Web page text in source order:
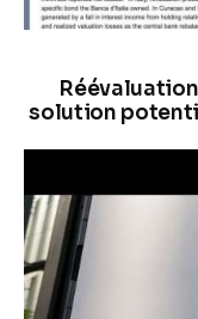
Réévaluation
solution